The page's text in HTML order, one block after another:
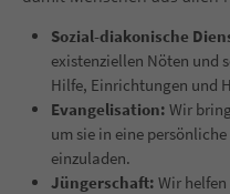
Sozial-diakonische
existenziellen Nöten und
Hilfe, Einrichtungen und
Evangelisation: Wir
um sie in eine
einzuladen.
Jüngerschaft: Wir